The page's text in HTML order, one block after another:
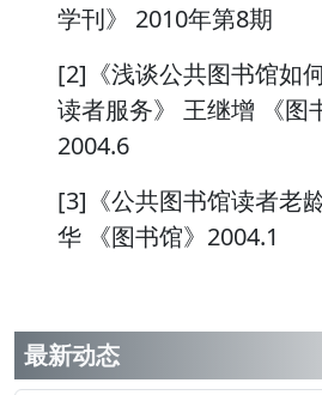
学刊》 2010年第8期
[2]《浅谈公共图书馆如
读者服务》 王继增 《图
2004.6
[3]《公共图书馆读者老
华 《图书馆》2004.1
最新动态